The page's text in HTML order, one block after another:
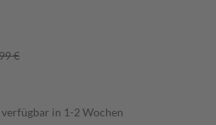
€
in 1-2 Wochen